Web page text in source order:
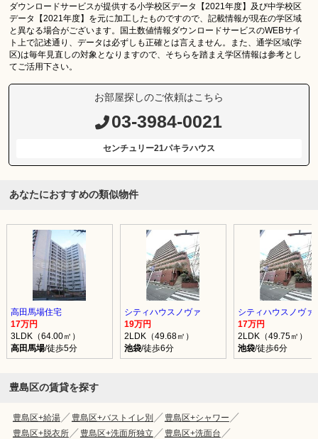
ダウンロードサービスが提供する小学校区データ【2021年度】及び中学校区
データ【2021年度】を元に加工したものですので、記載情報が現在の学区域
と異なる場合がございます。国土数値情報ダウンロードサービスのWEBサイ
ト上で記述通り、データは必ずしも正確とは言えません。また、通学区域(学
区)は毎年見直しの対象となりますので、そちらを踏まえ学区情報は参考とし
てご活用下さい。
お部屋探しのご依頼はこちら
03-3984-0021
センチュリー21パキラハウス
あなたにおすすめの類似物件
高田馬場住宅
17万円
3LDK（64.00㎡）
高田馬場/徒歩5分
シティハウスノヴァ
19万円
2LDK（49.68㎡）
池袋/徒歩6分
シティハウスノヴァ
17万円
2LDK（49.75㎡）
池袋/徒歩6分
豊島区の賃貸を探す
豊島区+給湯 豊島区+バストイレ別
豊島区+シャワー
豊島区+脱衣所
豊島区+洗面所独立
豊島区+洗面台